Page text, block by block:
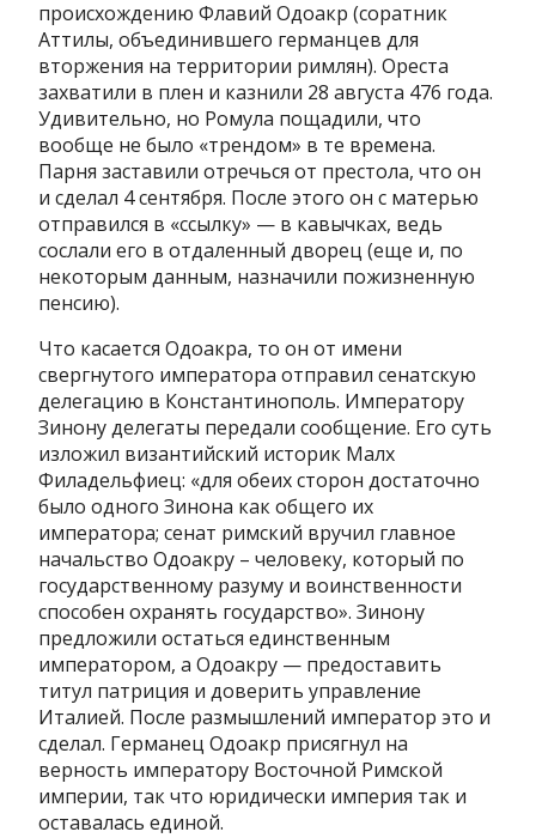
происхождению Флавий Одоакр (соратник
Аттилы, объединившего германцев для
вторжения на территории римлян). Ореста
захватили в плен и казнили 28 августа 476 года.
Удивительно, но Ромула пощадили, что
вообще не было «трендом» в те времена.
Парня заставили отречься от престола, что он
и сделал 4 сентября. После этого он с матерью
отправился в «ссылку» — в кавычках, ведь
сослали его в отдаленный дворец (еще и, по
некоторым данным, назначили пожизненную
пенсию).
Что касается Одоакра, то он от имени
свергнутого императора отправил сенатскую
делегацию в Константинополь. Императору
Зинону делегаты передали сообщение. Его суть
изложил византийский историк Малх
Филадельфиец: «для обеих сторон достаточно
было одного Зинона как общего их
императора; сенат римский вручил главное
начальство Одоакру – человеку, который по
государственному разуму и воинственности
способен охранять государство». Зинону
предложили остаться единственным
императором, а Одоакру — предоставить
титул патриция и доверить управление
Италией. После размышлений император это и
сделал. Германец Одоакр присягнул на
верность императору Восточной Римской
империи, так что юридически империя так и
оставалась единой.